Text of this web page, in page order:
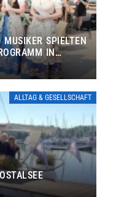
SPIELTEN
IN
ALLTAG & GESELLSCHAFT